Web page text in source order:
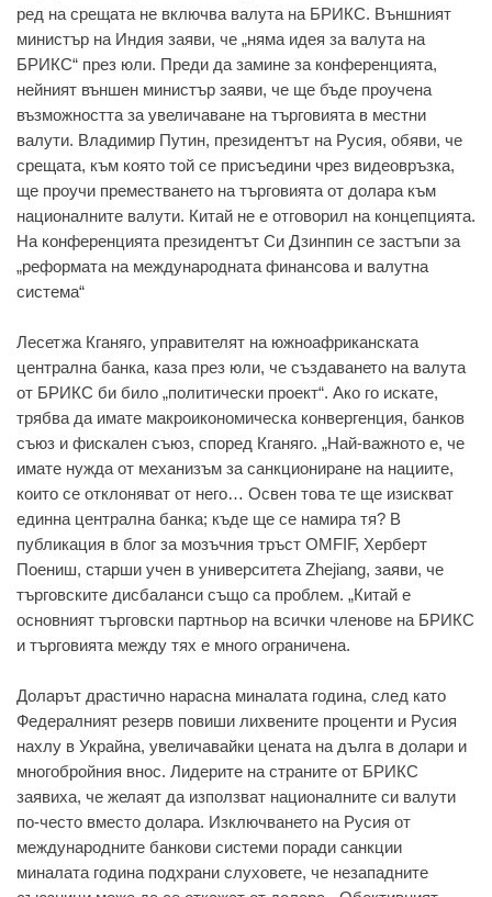
ред на срещата не включва валута на БРИКС. Външният
министър на Индия заяви, че „няма идея за валута на
БРИКС“ през юли. Преди да замине за конференцията,
нейният външен министър заяви, че ще бъде проучена
възможността за увеличаване на търговията в местни
валути. Владимир Путин, президентът на Русия, обяви, че
срещата, към която той се присъедини чрез видеовръзка,
ще проучи преместването на търговията от долара към
националните валути. Китай не е отговорил на концепцията.
На конференцията президентът Си Дзинпин се застъпи за
„реформата на международната финансова и валутна
система“
Лесетжа Кганяго, управителят на южноафриканската
централна банка, каза през юли, че създаването на валута
от БРИКС би било „политически проект“. Ако го искате,
трябва да имате макроикономическа конвергенция, банков
съюз и фискален съюз, според Кганяго. „Най-важното е, че
имате нужда от механизъм за санкциониране на нациите,
които се отклоняват от него… Освен това те ще изискват
единна централна банка; къде ще се намира тя? В
публикация в блог за мозъчния тръст OMFIF, Херберт
Поениш, старши учен в университета Zhejiang, заяви, че
търговските дисбаланси също са проблем. „Китай е
основният търговски партньор на всички членове на БРИКС
и търговията между тях е много ограничена.
Доларът драстично нарасна миналата година, след като
Федералният резерв повиши лихвените проценти и Русия
нахлу в Украйна, увеличавайки цената на дълга в долари и
многобройния внос. Лидерите на страните от БРИКС
заявиха, че желаят да използват националните си валути
по-често вместо долара. Изключването на Русия от
международните банкови системи поради санкции
миналата година подхрани слуховете, че незападните